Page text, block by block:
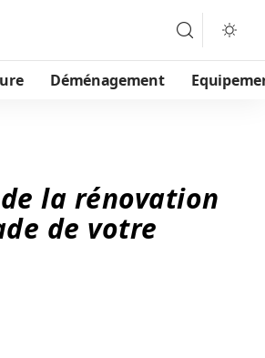
Déménagement
la rénovation
de votre